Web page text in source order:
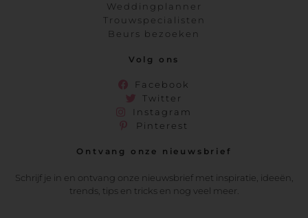
Weddingplanner
Trouwspecialisten
Beurs bezoeken
Volg ons
Facebook
Twitter
Instagram
Pinterest
Ontvang onze nieuwsbrief
Schrijf je in en ontvang onze nieuwsbrief met inspiratie, ideeën,
trends, tips en tricks en nog veel meer.